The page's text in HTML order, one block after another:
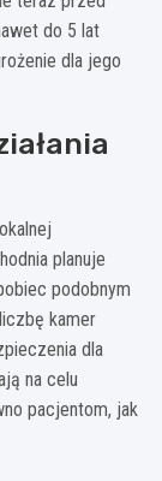
do 5 lat
dla jego
planuje
podobnym
kamer
dla
na celu
pacjentom, jak